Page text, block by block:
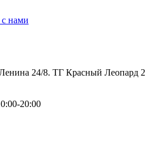
с нами
Ленина 24/8. ТГ Красный Леопард 2
20:00